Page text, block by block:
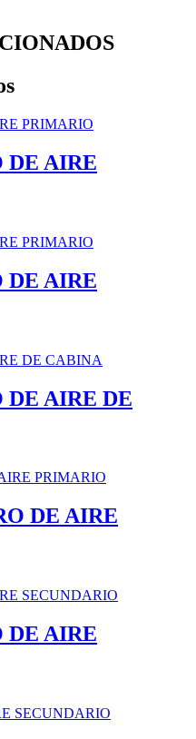
DE AIRE
DE AIRE
DE AIRE DE
DE AIRE
DE AIRE